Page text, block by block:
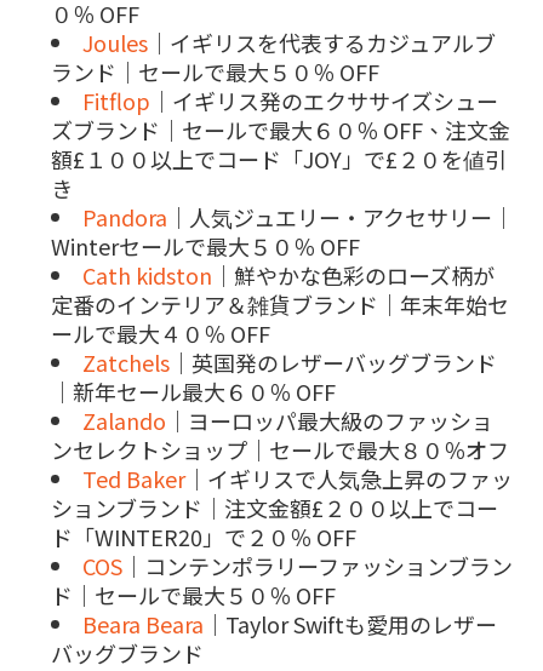
０％ OFF
Joules ｜イギリスを代表するカジュアルブ
ランド｜セールで最大５０％ OFF
Fitflop ｜イギリス発のエクササイズシュー
ズブランド｜セールで最大６０％ OFF、注文金
額£１００以上でコード「JOY」で£２０を値引
き
Pandora ｜人気ジュエリー・アクセサリー｜
Winterセールで最大５０％ OFF
Cath kidston ｜鮮やかな色彩のローズ柄が
定番のインテリア＆雑貨ブランド｜年末年始セ
ールで最大４０％ OFF
Zatchels ｜英国発のレザーバッグブランド
｜新年セール最大６０％ OFF
Zalando ｜ヨーロッパ最大級のファッショ
ンセレクトショップ｜セールで最大８０％オフ
Ted Baker｜イギリスで人気急上昇のファッ
ションブランド｜注文金額£２００以上でコー
ド「WINTER20」で２０％ OFF
COS ｜コンテンポラリーファッションブラン
ド｜セールで最大５０％ OFF
Beara Beara ｜Taylor Swiftも愛用のレザー
バッグブランド